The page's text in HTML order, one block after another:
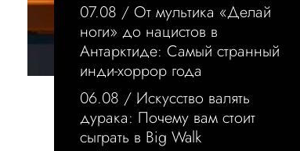
07.08 / От мультика «Делай
ноги» до нацистов в
Антарктиде: Самый странный
инди-хоррор года
06.08 / Искусство валять
дурака: Почему вам стоит
сыграть в Big Walk